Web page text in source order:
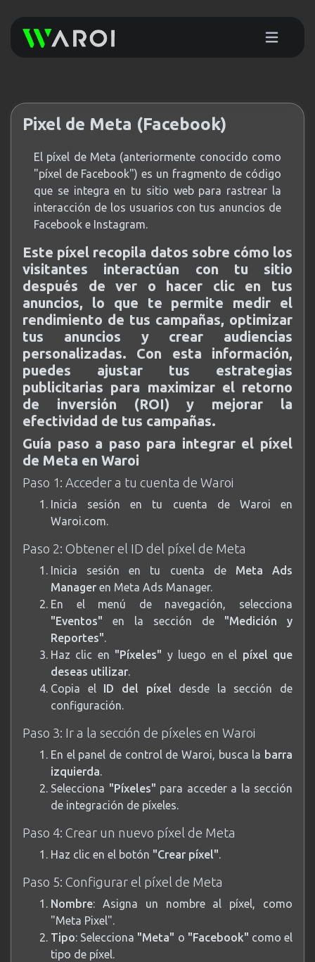
Pixel de Meta (Facebook)
El píxel de Meta (anteriormente conocido como
"píxel de Facebook") es un fragmento de código
que se integra en tu sitio web para rastrear la
interacción de los usuarios con tus anuncios de
Facebook e Instagram.
Este píxel recopila datos sobre cómo los
visitantes interactúan con tu sitio
después de ver o hacer clic en tus
anuncios, lo que te permite medir el
rendimiento de tus campañas, optimizar
tus anuncios y crear audiencias
personalizadas. Con esta información,
puedes ajustar tus estrategias
publicitarias para maximizar el retorno
de inversión (ROI) y mejorar la
efectividad de tus campañas.
Guía paso a paso para integrar el píxel
de Meta en Waroi
Paso 1: Acceder a tu cuenta de Waroi
Inicia sesión en tu cuenta de Waroi en
Waroi.com.
Paso 2: Obtener el ID del píxel de Meta
Inicia sesión en tu cuenta de Meta Ads
Manager en Meta Ads Manager.
En el menú de navegación, selecciona
"Eventos" en la sección de "Medición y
Reportes".
Haz clic en "Píxeles" y luego en el píxel que
deseas utilizar.
Copia el
ID del píxeldesde la sección de
configuración.
Paso 3: Ir a la sección de píxeles en Waroi
En el panel de control de Waroi, busca la barra
izquierda.
Selecciona "Píxeles" para acceder a la sección
de integración de píxeles.
Paso 4: Crear un nuevo píxel de Meta
Haz clic en el botón "Crear píxel".
Paso 5: Configurar el píxel de Meta
Nombre: Asigna un nombre al píxel, como
"Meta Pixel".
Tipo: Selecciona "Meta" o "Facebook" como el
tipo de píxel.